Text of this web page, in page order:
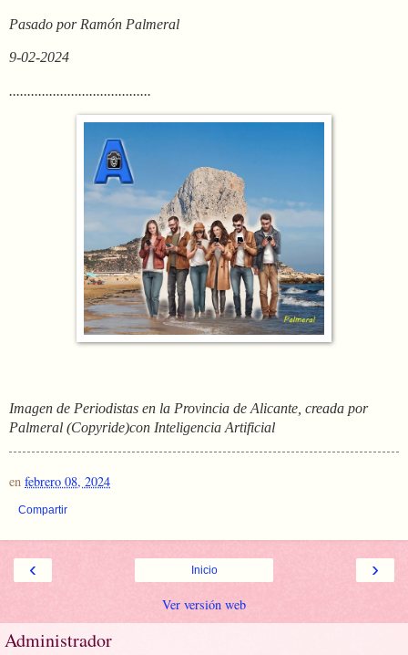
Pasado por Ramón Palmeral
9-02-2024
.......................................
Imagen de Periodistas en la Provincia de Alicante, creada por
Palmeral (Copyride)con Inteligencia Artificial
en febrero 08, 2024
Compartir
‹ ›
Inicio
Ver versión web
Administrador